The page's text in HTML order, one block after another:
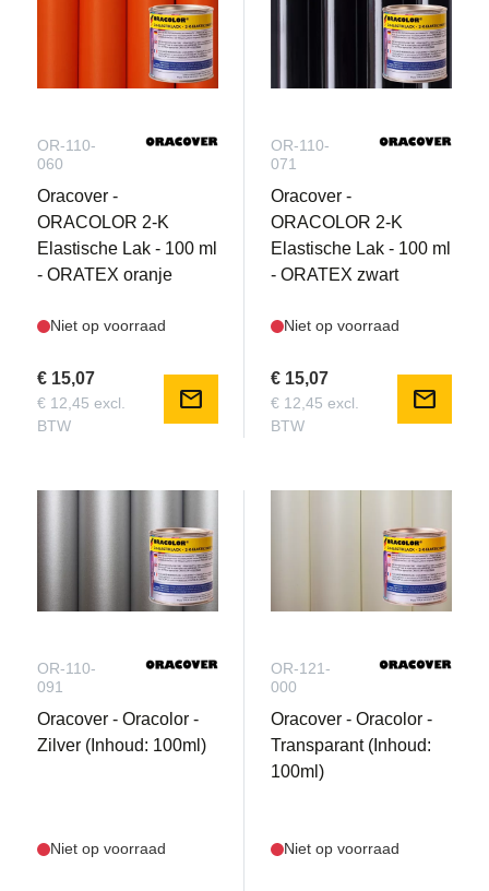
OR-110-
060
Oracover -
ORACOLOR 2-K
Elastische Lak - 100 ml
- ORATEX oranje
Niet op voorraad
€ 15,07
€ 12,45 excl.
BTW
mail
OR-110-
071
Oracover -
ORACOLOR 2-K
Elastische Lak - 100 ml
- ORATEX zwart
Niet op voorraad
€ 15,07
€ 12,45 excl.
BTW
mail
OR-110-
091
Oracover - Oracolor -
Zilver (Inhoud: 100ml)
Niet op voorraad
OR-121-
000
Oracover - Oracolor -
Transparant (Inhoud:
100ml)
Niet op voorraad